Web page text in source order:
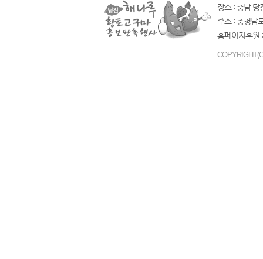
장소 : 충남 당
주소 : 충청남
홈페이지후원